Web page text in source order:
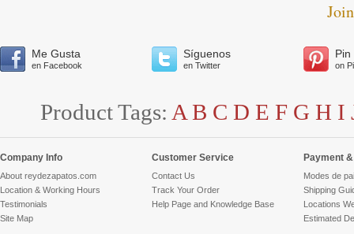
Me Gusta
en Facebook
Síguenos
en Twitter
Pin
on
Product Tags: A B C D E F G H I
Company Info
About reydezapatos.com
Location & Working Hours
Testimonials
Site Map
Customer Service
Contact Us
Track Your Order
Help Page and Knowledge Base
Payment
Modes de
Shipping
Locations
Estimated